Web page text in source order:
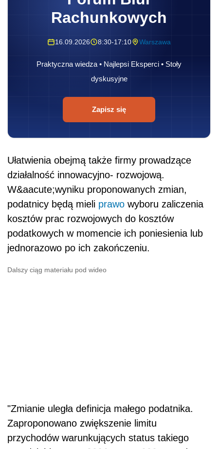
Rachunkowych
16.09.2026 8:30-17:10 Warszawa
Praktyczna wiedza • Najlepsi Eksperci • Stoły
dyskusyjne
Zapisz się
Ułatwienia obejmą także firmy prowadzące
działalność innowacyjno- rozwojową.
W&aacute;wyniku proponowanych zmian,
podatnicy będą mieli prawo wyboru zaliczenia
kosztów prac rozwojowych do kosztów
podatkowych w momencie ich poniesienia lub
jednorazowo po ich zakończeniu.
Dalszy ciąg materiału pod wideo
"Zmianie uległa definicja małego podatnika.
Zaproponowano zwiększenie limitu
przychodów warunkujących status takiego